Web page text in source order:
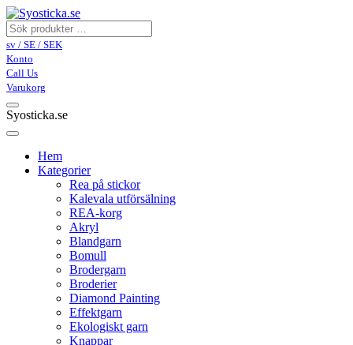
sv / SE / SEK
Konto
Call Us
Varukorg
Syosticka.se
Hem
Kategorier
Rea på stickor
Kalevala utförsälning
REA-korg
Akryl
Blandgarn
Bomull
Brodergarn
Broderier
Diamond Painting
Effektgarn
Ekologiskt garn
Knappar